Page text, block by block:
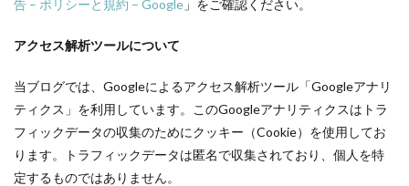
告 – ポリシーと規約 – Google 」をご確認ください。
アクセス解析ツールについて
当ブログでは、Googleによるアクセス解析ツール「Googleアナリ
ティクス」を利用しています。このGoogleアナリティクスはトラ
フィックデータの収集のためにクッキー（Cookie）を使用してお
ります。トラフィックデータは匿名で収集されており、個人を特
定するものではありません。